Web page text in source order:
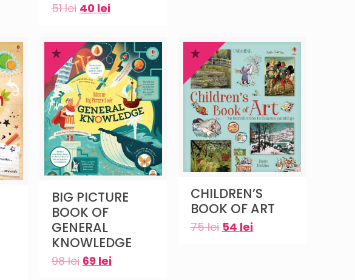
51lei 40 lei
BIG PICTURE
BOOK OF
GENERAL
KNOWLEDGE
98lei 69 lei
CHILDREN’S
BOOK OF ART
75lei 54 lei